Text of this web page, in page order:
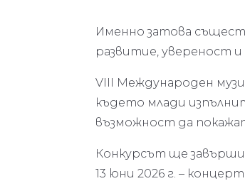
Именно затова
развитие, увереност и
VIII Международен
където млади
възможност да
Конкурсът ще
13 юни 2026 г. –